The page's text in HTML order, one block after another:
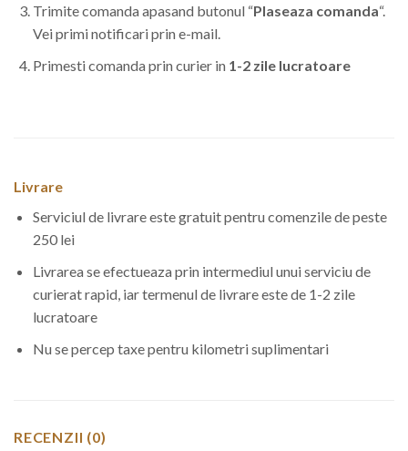
Trimite comanda apasand butonul “Plaseaza comanda“.
Vei primi notificari prin e-mail.
Primesti comanda prin curier in 1-2 zile lucratoare
Livrare
Serviciul de livrare este gratuit pentru comenzile de peste
250 lei
Livrarea se efectueaza prin intermediul unui serviciu de
curierat rapid, iar termenul de livrare este de 1-2 zile
lucratoare
Nu se percep taxe pentru kilometri suplimentari
RECENZII (0)